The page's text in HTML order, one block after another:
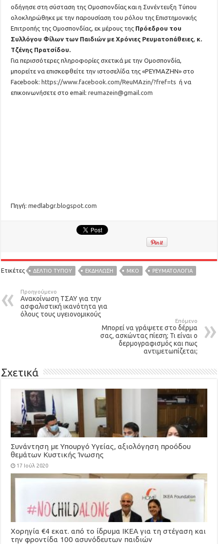
οδήγησε στη σύσταση της Ομοσπονδίας και η Συνέντευξη Τύπου
ολοκληρώθηκε με την παρουσίαση του ρόλου της Επιστημονικής
Επιτροπής της Ομοσπονδίας, εκ μέρους της Πρόεδρου του
Συλλόγου Φίλων των Παιδιών με Χρόνιες Ρευματοπάθειες κ.
Τζένης Πρατσίδου.
Για περισσότερες πληροφορίες σχετικά με την Ομοσπονδία,
μπορείτε να επισκεφθείτε την ιστοσελίδα της «ΡΕΥΜΑΖΗΝ» στο
Facebook:https://www.facebook.com/ReuMAzin/?fref=ts ή να
επικοινωνήσετε στο email:reumazein@gmail.com
Πηγή:medlabgr.blogspot.com
Ετικέτες ΔΕΛΤΙΟ ΤΥΠΟΥ ΕΚΔΉΛΩΣΗ ΜΚΟ ΡΕΥΜΑΤΟΛΟΓΊΑ
Προηγούμενο
Ανακοίνωση ΤΣΑΥ για την
ασφαλιστική ικανότητα για
όλους τους υγειονομικούς
Επόμενο
Μπορεί να γράψετε στο δέρμα
σας, ασκώντας πίεση; Τι είναι ο
δερμογραφισμός και πως
αντιμετωπίζεται;
Σχετικά
Συνάντηση με Υπουργό Υγείας, αξιολόγηση προόδου
θεμάτων Κυστικής Ίνωσης
17 Ιούλ 2020
Χορηγία €4 εκατ. από το ίδρυμα ΙΚΕΑ για τη στέγαση και
την φροντίδα 100 ασυνόδευτων παιδιών